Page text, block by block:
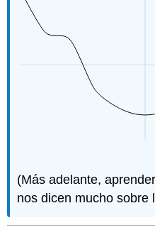
(Más adelante,
nos dicen mucho sobre